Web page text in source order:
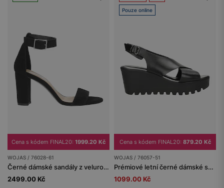
Cena s kódem FINAL20: 1999.20 Kč
WOJAS / 76028-61
Černé dámské sandály z velurové kůže s vysokým podpatkem
2499.00 Kč
Pouze online
Cena s kódem FINAL20: 879.20 Kč
WOJAS / 76057-51
Prémiové letní černé dámské sandály na klínkovém podpatku
1099.00 Kč